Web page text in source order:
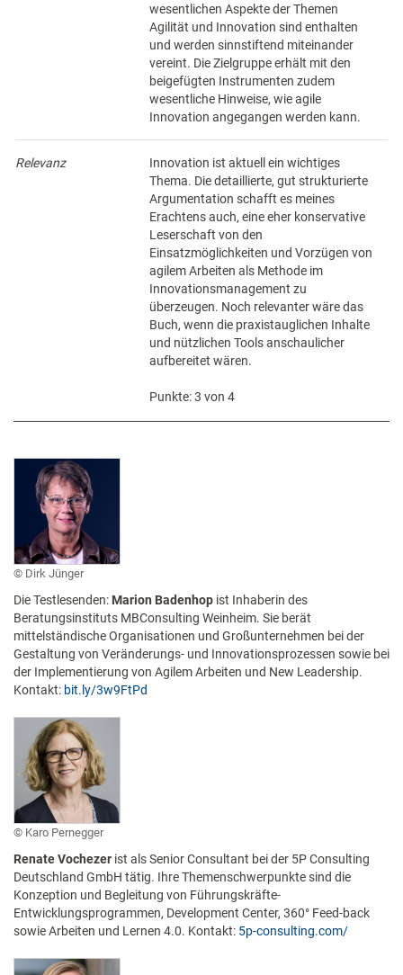
wesentlichen Aspekte der Themen
Agilität und Innovation sind enthalten
und werden sinnstiftend miteinander
vereint. Die Zielgruppe erhält mit den
beigefügten Instrumenten zudem
wesentliche Hinweise, wie agile
Innovation angegangen werden kann.
Relevanz
Innovation ist aktuell ein wichtiges
Thema. Die detaillierte, gut strukturierte
Argumentation schafft es meines
Erachtens auch, eine eher konservative
Leserschaft von den
Einsatzmöglichkeiten und Vorzügen von
agilem Arbeiten als Methode im
Innovationsmanagement zu
überzeugen. Noch relevanter wäre das
Buch, wenn die praxistauglichen Inhalte
und nützlichen Tools anschaulicher
aufbereitet wären.
Punkte: 3 von 4
Dirk Jünger
Die Testlesenden: Marion Badenhop ist Inhaberin des
Beratungsinstituts MBConsulting Weinheim. Sie berät
mittelständische Organisationen und Großunternehmen bei der
Gestaltung von Veränderungs- und Innovationsprozessen sowie bei
der Implementierung von Agilem Arbeiten und New Leadership.
Kontakt: bit.ly/3w9FtPd
Karo Pernegger
Renate Vochezer ist als Senior Consultant bei der 5P Consulting
Deutschland GmbH tätig. Ihre Themenschwerpunkte sind die
Konzeption und Begleitung von Führungskräfte-
Entwicklungsprogrammen, Development Center, 360° Feed-back
sowie Arbeiten und Lernen 4.0. Kontakt: 5p-consulting.com/